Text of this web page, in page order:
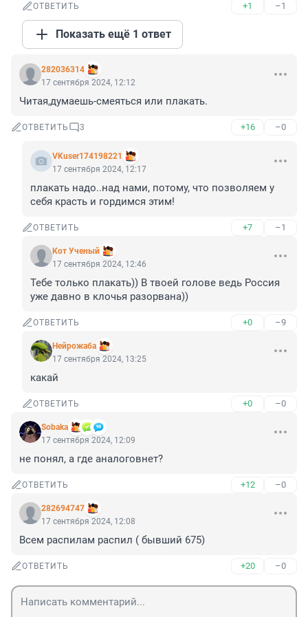
ОТВЕТИТЬ +1 –1
Показать ещё 1 ответ
282036314
17 сентября 2024, 12:12
Читая,думаешь-смеяться или плакать.
ОТВЕТИТЬ 3 +16 –0
VKuser174198221
17 сентября 2024, 12:17
плакать надо..над нами, потому, что позволяем у
себя красть и гордимся этим!
ОТВЕТИТЬ +7 –1
Кот Ученый
17 сентября 2024, 12:46
Тебе только плакать)) В твоей голове ведь Россия
уже давно в клочья разорвана))
ОТВЕТИТЬ +0 –9
Нейрожаба
17 сентября 2024, 13:25
какай
ОТВЕТИТЬ +0 –0
Sobaka
17 сентября 2024, 12:09
не понял, а где аналоговнет?
ОТВЕТИТЬ +12 –0
282694747
17 сентября 2024, 12:08
Всем распилам распил ( бывший 675)
ОТВЕТИТЬ +20 –0